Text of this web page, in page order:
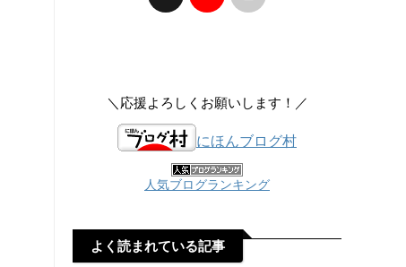
＼応援よろしくお願いします！／
にほんブログ村
人気ブログランキング
よく読まれている記事